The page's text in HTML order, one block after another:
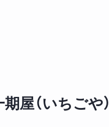
期屋（いちごや）